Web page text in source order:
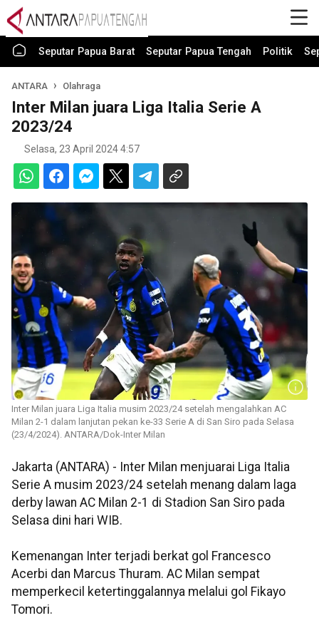
Seputar Papua Barat Seputar Papua Tengah Politik
ANTARA Olahraga
Inter Milan juara Liga Italia Serie A
2023/24
Selasa, 23 April 2024 4:57
Inter Milan juara Liga Italia musim 2023/24 setelah mengalahkan AC
Milan 2-1 dalam lanjutan pekan ke-33 Serie A di San Siro pada Selasa
(23/4/2024). ANTARA/Dok-Inter Milan
Jakarta (ANTARA) - Inter Milan menjuarai Liga Italia
Serie A musim 2023/24 setelah menang dalam laga
derby lawan AC Milan 2-1 di Stadion San Siro pada
Selasa dini hari WIB.
Kemenangan Inter terjadi berkat gol Francesco
Acerbi dan Marcus Thuram. AC Milan sempat
memperkecil ketertinggalannya melalui gol Fikayo
Tomori.